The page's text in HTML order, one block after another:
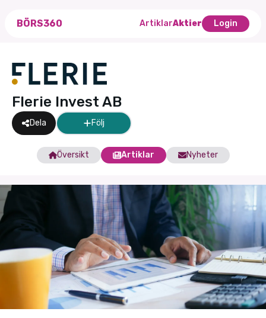
BÖRS360 ArtiklarAktier Login
Flerie Invest AB
Dela Följ
Översikt Artiklar Nyheter